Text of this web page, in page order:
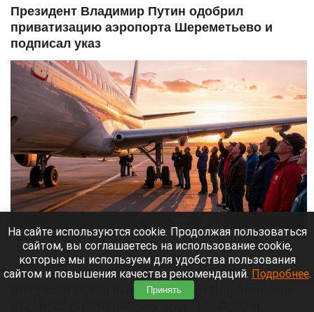
Президент Владимир Путин одобрил
приватизацию аэропорта Шереметьево и
подписал указ
Люди рядом с самолетом.
Алиса ИИ
7 августа 2026 в 12:15
Владимир Путин вывел аэропорт Шереметьево
На сайте используются cookie. Продолжая пользоваться
сайтом, вы соглашаетесь на использование cookie,
которые мы используем для удобства пользования
сайтом и повышения качества рекомендаций. Подробнее.
Принять